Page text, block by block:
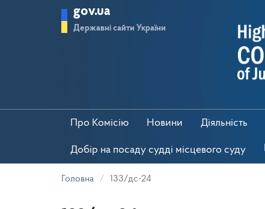
gov.ua
Державні сайти України
Про Комісію Новини Діяльність
Добір на посаду судді місцевого суду
Головна 133/дс-24